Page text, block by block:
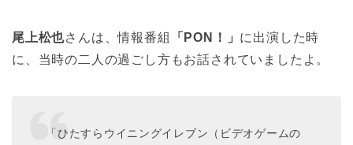
尾上松也さんは、情報番組 「PON！」 に出演した時
に、当時の二人の過ごし方もお話されていましたよ。
「ひたすらウイニングイレブン（ビデオゲームの